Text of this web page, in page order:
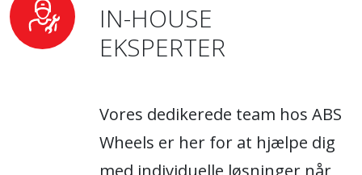
IN-HOUSE
EKSPERTER
Vores dedikerede team hos ABS
Wheels er her for at hjælpe dig
med individuelle løsninger når